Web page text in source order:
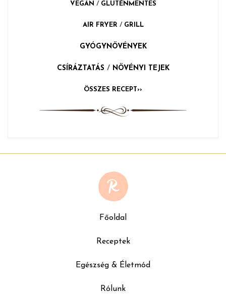
VEGÁN / GLUTÉNMENTES
AIR FRYER / GRILL
GYÓGYNÖVÉNYEK
CSÍRÁZTATÁS / NÖVÉNYI TEJEK
ÖSSZES RECEPT››
Főoldal
Receptek
Egészség & Életmód
Rólunk